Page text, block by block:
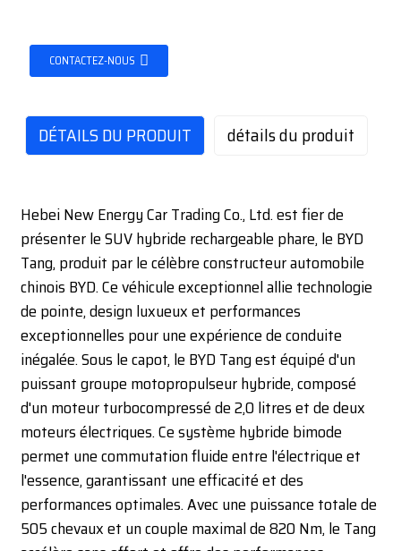
CONTACTEZ-NOUS
DÉTAILS DU PRODUIT détails du produit
Hebei New Energy Car Trading Co., Ltd. est fier de
présenter le SUV hybride rechargeable phare, le BYD
Tang, produit par le célèbre constructeur automobile
chinois BYD. Ce véhicule exceptionnel allie technologie
de pointe, design luxueux et performances
exceptionnelles pour une expérience de conduite
inégalée. Sous le capot, le BYD Tang est équipé d'un
puissant groupe motopropulseur hybride, composé
d'un moteur turbocompressé de 2,0 litres et de deux
moteurs électriques. Ce système hybride bimode
permet une commutation fluide entre l'électrique et
l'essence, garantissant une efficacité et des
performances optimales. Avec une puissance totale de
505 chevaux et un couple maximal de 820 Nm, le Tang